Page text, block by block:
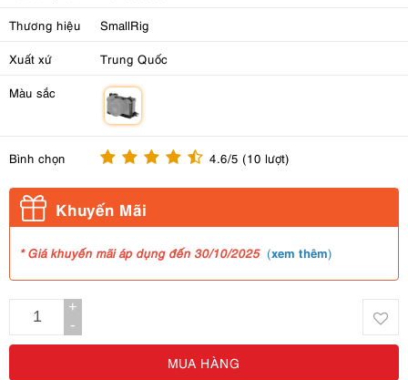
Thương hiệu SmallRig
Xuất xứ Trung Quốc
Màu sắc
Bình chọn 4.6/5 (10 lượt)
Khuyến Mãi
* Giá khuyến mãi áp dụng đến 30/10/2025 (xem thêm)
+
-
MUA HÀNG